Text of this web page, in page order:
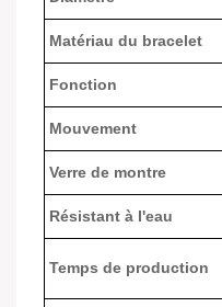
Matériau du bracelet
Fonction
Mouvement
Verre de montre
Résistant à l'eau
Temps de production